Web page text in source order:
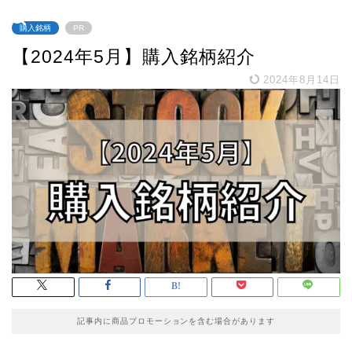
購入銘柄 PR
【2024年5月】購入銘柄紹介
2024年8月14日
記事内に商品プロモーションを含む場合があります